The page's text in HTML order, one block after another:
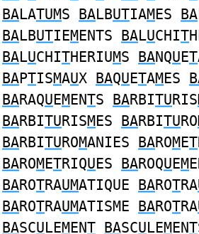
BALATUMS BALBUTIAMES BA
BALBUTIEMENTS BALUCHIT
BALUCHITHERIUMS BANQUET
BAPTISMAUX BAQUETAMES
BARAQUEMENTS BARBITURIS
BARBITURISMES BARBITURO
BARBITUROMANIES BAROMET
BAROMETRIQUES BAROQUEM
BAROTRAUMATIQUE BAROTRA
BAROTRAUMATISME BAROTRA
BASCULEMENT BASCULEMENT